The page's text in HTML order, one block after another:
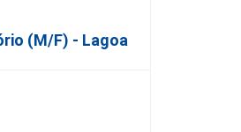
(M/F) - Lagoa